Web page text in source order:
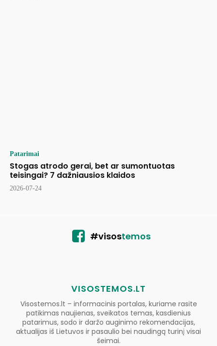
Patarimai
Stogas atrodo gerai, bet ar sumontuotas
teisingai? 7 dažniausios klaidos
2026-07-24
#visostemos
VISOSTEMOS.LT
Visostemos.lt – informacinis portalas, kuriame rasite
patikimas naujienas, sveikatos temas, kasdienius
patarimus, sodo ir daržo auginimo rekomendacijas,
aktualijas iš Lietuvos ir pasaulio bei naudingą turinį visai
šeimai.